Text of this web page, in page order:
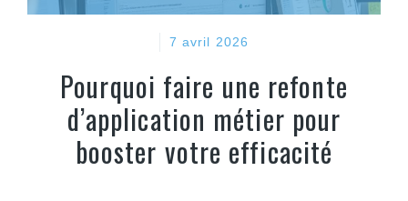
7 avril 2026
Pourquoi faire une refonte
d’application métier pour
booster votre efficacité